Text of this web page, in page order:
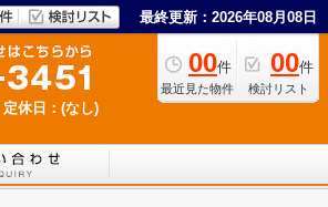
最終更新：2026年08月08日
00件
最近見た物件
00件
検討リスト
定休日：(なし)